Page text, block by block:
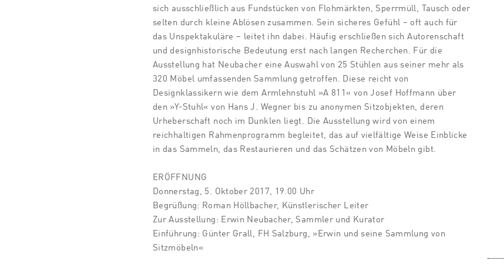
sich ausschließlich aus Fundstücken von Flohmärkten, Sperrmüll, Tausch oder
selten durch kleine Ablösen zusammen. Sein sicheres Gefühl – oft auch für
das Unspektakuläre – leitet ihn dabei. Häufig erschließen sich Autorenschaft
und designhistorische Bedeutung erst nach langen Recherchen. Für die
Ausstellung hat Neubacher eine Auswahl von 25 Stühlen aus seiner mehr als
320 Möbel umfassenden Sammlung getroffen. Diese reicht von
Designklassikern wie dem Armlehnstuhl »A 811« von Josef Hoffmann über
den »Y-Stuhl« von Hans J. Wegner bis zu anonymen Sitzobjekten, deren
Urheberschaft noch im Dunklen liegt. Die Ausstellung wird von einem
reichhaltigen Rahmenprogramm begleitet, das auf vielfältige Weise Einblicke
in das Sammeln, das Restaurieren und das Schätzen von Möbeln gibt.
ERÖFFNUNG
Donnerstag, 5. Oktober 2017, 19.00 Uhr
Begrüßung: Roman Höllbacher, Künstlerischer Leiter
Zur Ausstellung: Erwin Neubacher, Sammler und Kurator
Einführung: Günter Grall, FH Salzburg, »Erwin und seine Sammlung von
Sitzmöbeln«